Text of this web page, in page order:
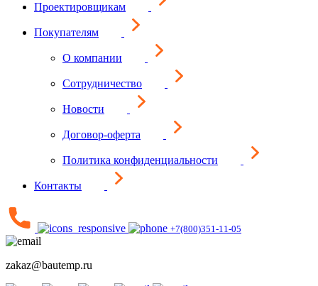
Проектировщикам
Покупателям
О компании
Сотрудничество
Новости
Договор-оферта
Политика конфиденциальности
Контакты
+7(800)351-11-05
zakaz@bautemp.ru